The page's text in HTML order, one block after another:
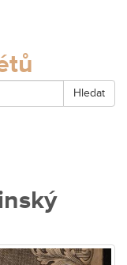
Hledat